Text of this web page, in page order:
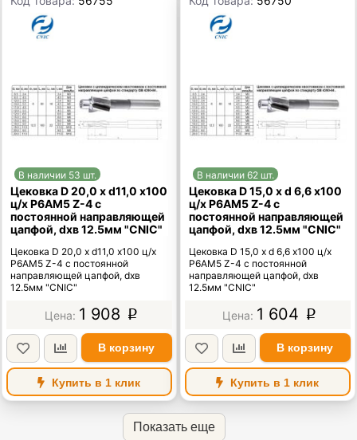
В наличии 53 шт.
Цековка D 20,0 х d11,0 х100
ц/х Р6АМ5 Z-4 с
постоянной направляющей
цапфой, dхв 12.5мм "CNIC"
Цековка D 20,0 х d11,0 х100 ц/х
Р6АМ5 Z-4 с постоянной
направляющей цапфой, dхв
12.5мм "CNIC"
1 908 p
В корзину
Купить в 1 клик
В наличии 62 шт.
Цековка D 15,0 х d 6,6 х100
ц/х Р6АМ5 Z-4 с
постоянной направляющей
цапфой, dхв 12.5мм "CNIC"
Цековка D 15,0 х d 6,6 х100 ц/х
Р6АМ5 Z-4 с постоянной
направляющей цапфой, dхв
12.5мм "CNIC"
1 604 p
В корзину
Купить в 1 клик
Показать еще